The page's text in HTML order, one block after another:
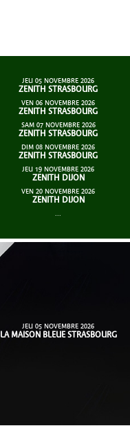
JEU 05 NOVEMBRE 2026
ZENITH STRASBOURG
VEN 06 NOVEMBRE 2026
ZENITH STRASBOURG
SAM 07 NOVEMBRE 2026
ZENITH STRASBOURG
DIM 08 NOVEMBRE 2026
ZENITH STRASBOURG
JEU 19 NOVEMBRE 2026
ZENITH DIJON
VEN 20 NOVEMBRE 2026
ZENITH DIJON
...
JEU 05 NOVEMBRE 2026
LA MAISON BLEUE STRASBOURG